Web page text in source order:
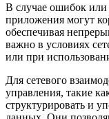
В случае ошибок
приложения могут
обеспечивая
важно в условиях
или при
Для сетевого
управления, такие
структурировать и